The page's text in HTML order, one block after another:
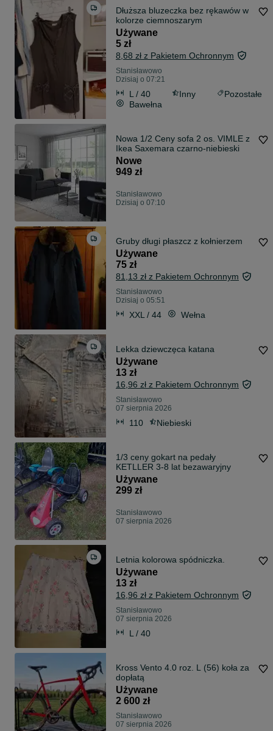
Dłuższa bluzeczka bez rękawów w
kolorze ciemnoszarym
Używane
5 zł
8,68 zł z Pakietem Ochronnym
Stanisławowo
Dzisiaj o 07:21
L / 40 Inny
Pozostałe
Bawełna
Nowa 1/2 Ceny sofa 2 os. VIMLE z
Ikea Saxemara czarno-niebieski
Nowe
949 zł
Stanisławowo
Dzisiaj o 07:10
Gruby długi płaszcz z kołnierzem
Używane
75 zł
81,13 zł z Pakietem Ochronnym
Stanisławowo
Dzisiaj o 05:51
XXL / 44 Wełna
Lekka dziewczęca katana
Używane
13 zł
16,96 zł z Pakietem Ochronnym
Stanisławowo
07 sierpnia 2026
110 Niebieski
1/3 ceny gokart na pedały
KETLLER 3-8 lat bezawaryjny
Używane
299 zł
Stanisławowo
07 sierpnia 2026
Letnia kolorowa spódniczka.
Używane
13 zł
16,96 zł z Pakietem Ochronnym
Stanisławowo
07 sierpnia 2026
L / 40
Kross Vento 4.0 roz. L (56) koła za
dopłatą
Używane
2 600 zł
Stanisławowo
07 sierpnia 2026